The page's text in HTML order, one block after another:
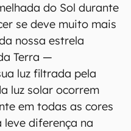
do Sol durante
se deve muito mais
nossa estrela
Terra —
luz filtrada pela
luz solar ocorrem
em todas as cores
leve diferença na